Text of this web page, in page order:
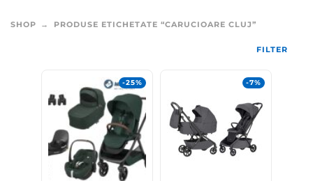
SHOP PRODUSE ETICHETATE “CARUCIOARE CLUJ”
FILTER
-25% -7%